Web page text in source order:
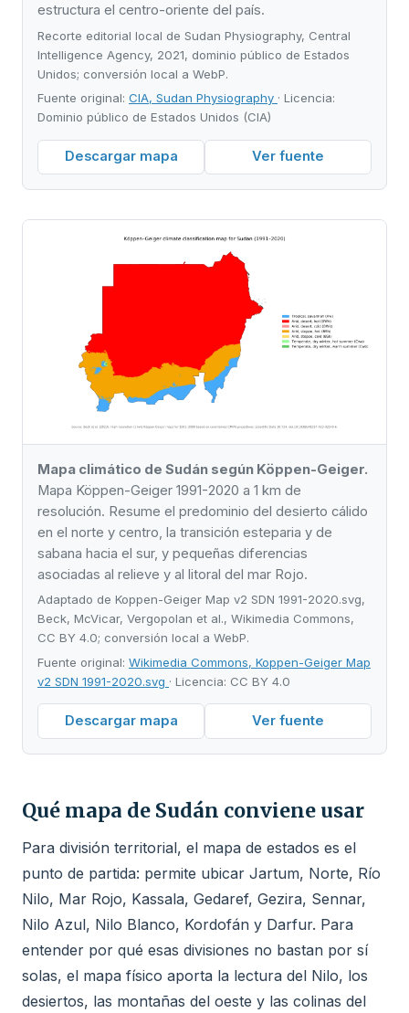
estructura el centro-oriente del país.
Recorte editorial local de Sudan Physiography, Central
Intelligence Agency, 2021, dominio público de Estados
Unidos; conversión local a WebP.
Fuente original: CIA, Sudan Physiography · Licencia:
Dominio público de Estados Unidos (CIA)
Descargar mapa Ver fuente
Mapa climático de Sudán según Köppen-Geiger.
Mapa Köppen-Geiger 1991-2020 a 1 km de
resolución. Resume el predominio del desierto cálido
en el norte y centro, la transición esteparia y de
sabana hacia el sur, y pequeñas diferencias
asociadas al relieve y al litoral del mar Rojo.
Adaptado de Koppen-Geiger Map v2 SDN 1991-2020.svg,
Beck, McVicar, Vergopolan et al., Wikimedia Commons,
CC BY 4.0; conversión local a WebP.
Fuente original: Wikimedia Commons, Koppen-Geiger Map
v2 SDN 1991-2020.svg · Licencia: CC BY 4.0
Descargar mapa Ver fuente
Qué mapa de Sudán conviene usar
Para división territorial, el mapa de estados es el
punto de partida: permite ubicar Jartum, Norte, Río
Nilo, Mar Rojo, Kassala, Gedaref, Gezira, Sennar,
Nilo Azul, Nilo Blanco, Kordofán y Darfur. Para
entender por qué esas divisiones no bastan por sí
solas, el mapa físico aporta la lectura del Nilo, los
desiertos, las montañas del oeste y las colinas del